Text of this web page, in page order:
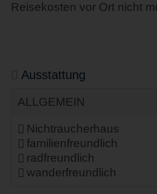
Reisekosten vor Ort nicht
Ausstattung
ALLGEMEIN
Nichtraucherhaus
familienfreundlich
radfreundlich
wanderfreundlich